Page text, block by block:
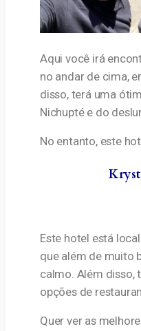
Aqui você irá
no andar de cima,
disso, terá uma
Nichupté e do
No entanto, este
Este hotel está
que além de muito
calmo. Além disso,
opções de
Quer ver as